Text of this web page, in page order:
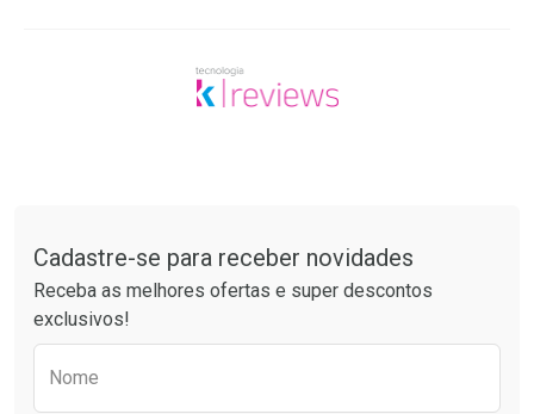
Cadastre-se para receber novidades
Receba as melhores ofertas e super descontos
exclusivos!
Nome